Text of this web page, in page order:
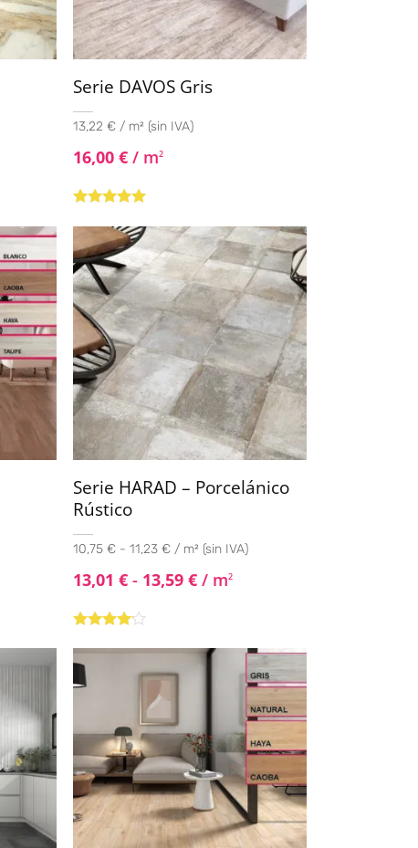
Serie DAVOS Gris
13,22 € / m² (sin IVA)
16,00 €/ m2
5.00de 5
Serie HARAD – Porcelánico
Rústico
10,75 € - 11,23 € / m² (sin IVA)
13,01 € - 13,59 €/ m2
de 5